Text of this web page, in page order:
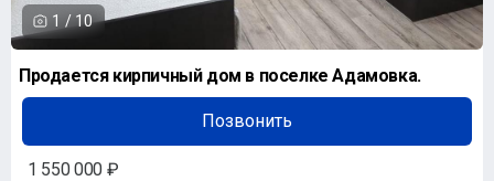
1 / 10
Продается кирпичный дом в поселке Адамовка.
Позвонить
1 550 000 ₽